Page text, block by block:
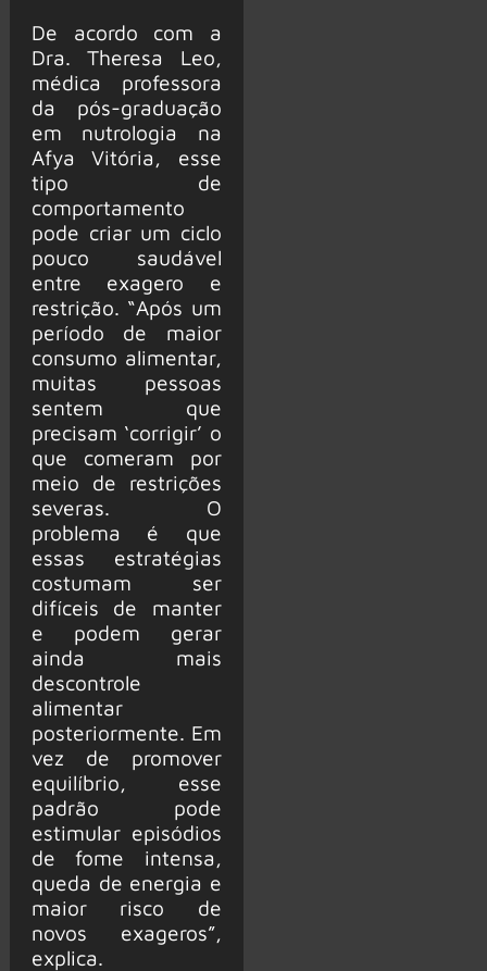
De acordo com a
Dra. Theresa Leo,
médica professora
da pós-graduação
em nutrologia na
Afya Vitória, esse
tipo de
comportamento
pode criar um ciclo
pouco saudável
entre exagero e
restrição. “Após um
período de maior
consumo alimentar,
muitas pessoas
sentem que
precisam ‘corrigir’ o
que comeram por
meio de restrições
severas. O
problema é que
essas estratégias
costumam ser
difíceis de manter
e podem gerar
ainda mais
descontrole
alimentar
posteriormente. Em
vez de promover
equilíbrio, esse
padrão pode
estimular episódios
de fome intensa,
queda de energia e
maior risco de
novos exageros”,
explica.